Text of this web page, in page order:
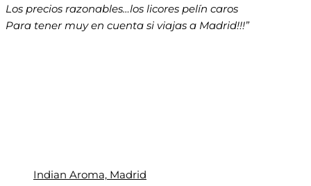
Los precios razonables…los licores pelín caros
Para tener muy en cuenta si viajas a Madrid!!!”
Indian Aroma, Madrid